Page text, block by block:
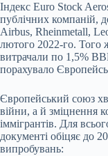
Індекс Euro Stock
публічних компаній,
Airbus, Rheinmetall,
лютого 2022-го. Того
витрачали по 1,5%
порахувало
Європейський союз
війни, а й зміцнення
іммігрантів. Для
документі обіцяє до
випробувань: